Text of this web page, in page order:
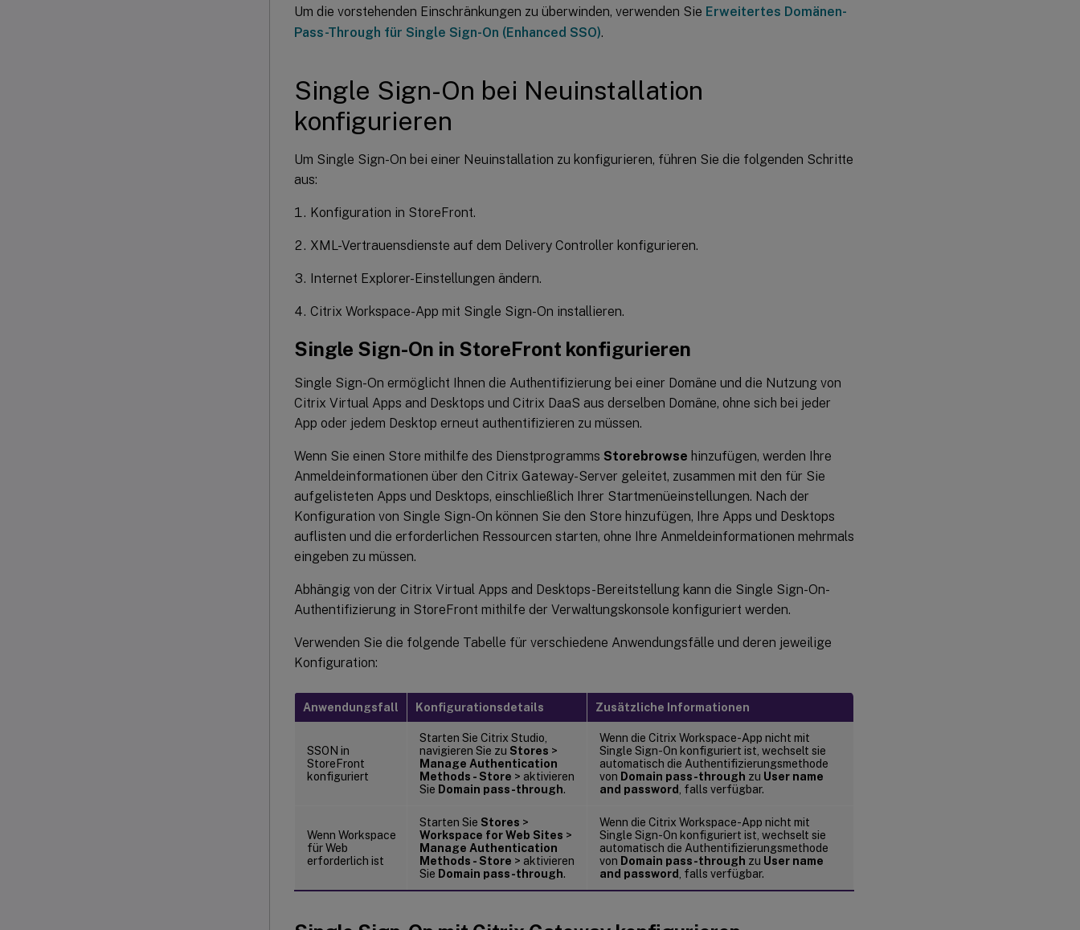
Um die vorstehenden Einschränkungen zu überwinden, verwenden Sie Erweitertes Domänen-
Pass-Through für Single Sign-On (Enhanced SSO).
Single Sign-On bei Neuinstallation
konfigurieren
Um Single Sign-On bei einer Neuinstallation zu konfigurieren, führen Sie die folgenden Schritte
aus:
Konfiguration in StoreFront.
XML-Vertrauensdienste auf dem Delivery Controller konfigurieren.
Internet Explorer-Einstellungen ändern.
Citrix Workspace-App mit Single Sign-On installieren.
Single Sign-On in StoreFront konfigurieren
Single Sign-On ermöglicht Ihnen die Authentifizierung bei einer Domäne und die Nutzung von
Citrix Virtual Apps and Desktops und Citrix DaaS aus derselben Domäne, ohne sich bei jeder
App oder jedem Desktop erneut authentifizieren zu müssen.
Wenn Sie einen Store mithilfe des Dienstprogramms Storebrowse hinzufügen, werden Ihre
Anmeldeinformationen über den Citrix Gateway-Server geleitet, zusammen mit den für Sie
aufgelisteten Apps und Desktops, einschließlich Ihrer Startmenüeinstellungen. Nach der
Konfiguration von Single Sign-On können Sie den Store hinzufügen, Ihre Apps und Desktops
auflisten und die erforderlichen Ressourcen starten, ohne Ihre Anmeldeinformationen mehrmals
eingeben zu müssen.
Abhängig von der Citrix Virtual Apps and Desktops-Bereitstellung kann die Single Sign-On-
Authentifizierung in StoreFront mithilfe der Verwaltungskonsole konfiguriert werden.
Verwenden Sie die folgende Tabelle für verschiedene Anwendungsfälle und deren jeweilige
Konfiguration:
Anwendungsfall Konfigurationsdetails Zusätzliche Informationen
SSON in
StoreFront
konfiguriert
Starten Sie Citrix Studio,
navigieren Sie zu Stores >
Manage Authentication
Methods - Store > aktivieren
Sie Domain pass-through.
Wenn die Citrix Workspace-App nicht mit
Single Sign-On konfiguriert ist, wechselt sie
automatisch die Authentifizierungsmethode
von Domain pass-through zu User name
and password , falls verfügbar.
Wenn Workspace
für Web
erforderlich ist
Starten Sie Stores >
Workspace for Web Sites >
Manage Authentication
Methods - Store > aktivieren
Sie Domain pass-through.
Wenn die Citrix Workspace-App nicht mit
Single Sign-On konfiguriert ist, wechselt sie
automatisch die Authentifizierungsmethode
von Domain pass-through zu User name
and password , falls verfügbar.